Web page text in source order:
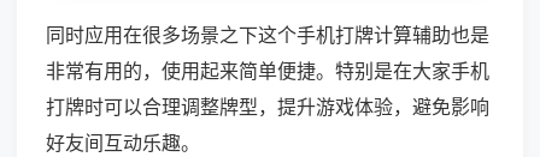
同时应用在很多场景之下这个手机打牌计算辅助也是
非常有用的，使用起来简单便捷。特别是在大家手机
打牌时可以合理调整牌型，提升游戏体验，避免影响
好友间互动乐趣。